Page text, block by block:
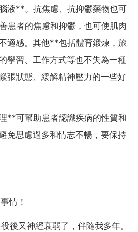
液**。抗焦慮、抗抑鬱藥物也可
患者的焦慮和抑鬱，也可使肌肉
適感。其他**包括體育鍛煉，旅
學習、工作方式等也不失為一種
張狀態、緩解精神壓力的一些好
**可幫助患者認識疾病的性質和
免思慮過多和情志不暢，要保持
情！
後又神經衰弱了，伴隨我多年。